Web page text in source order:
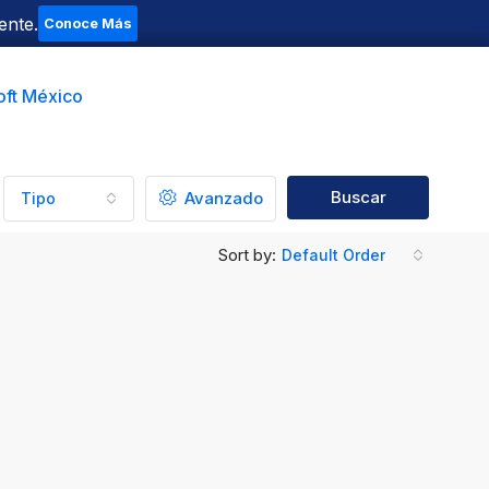
Conoce Más
México
Tipo Avanzado Buscar
Sort by: Default Order